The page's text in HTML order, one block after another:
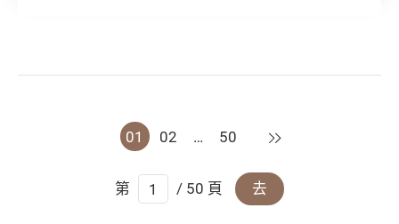
01 02 … 50 下一頁
第 / 50 頁 去